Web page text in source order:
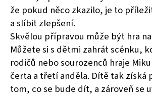
že pokud něco zkazilo, je to
a slíbit zlepšení.
Skvělou přípravou může být hra
Můžete si s dětmi zahrát scénku,
rodičů nebo sourozenců hraje
čerta a třetí anděla. Dítě tak získá
tom, co se bude dít, a zároveň se